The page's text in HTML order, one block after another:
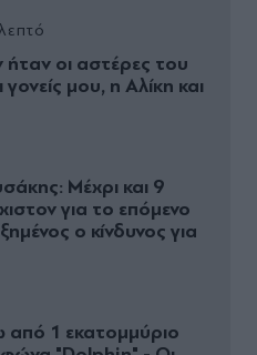
ήταν οι αστέρες του
μου, η Αλίκη και
Μέχρι και 9
για το επόμενο
ο κίνδυνος για
από 1 εκατομμύριο